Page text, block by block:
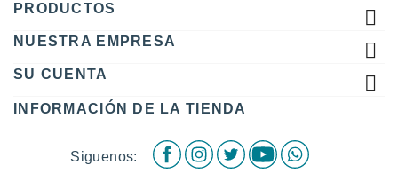
PRODUCTOS 
NUESTRA EMPRESA 
SU CUENTA 
INFORMACIÓN DE LA TIENDA
Siguenos: FacebookInstagram
TwitterYoutubeWhatsApp